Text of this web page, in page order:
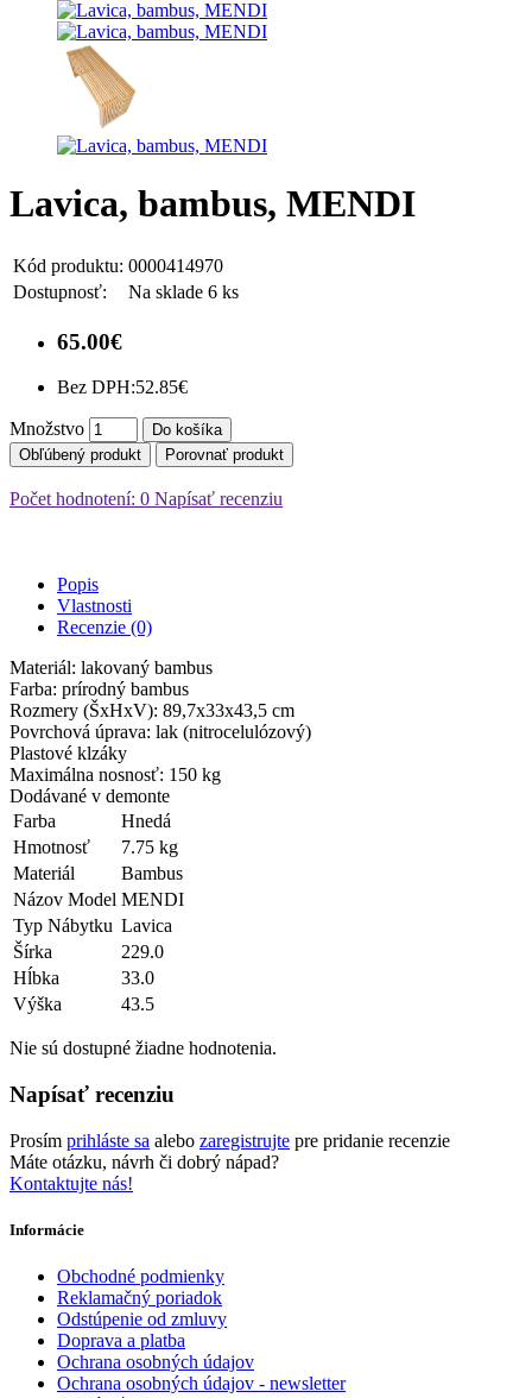
Lavica, bambus, MENDI
Kód produktu: 0000414970
Dostupnosť:
Na sklade 6 ks
65.00€
Bez DPH:52.85€
Množstvo
Do košíka
Obľúbený produkt
Porovnať produkt
Počet hodnotení: 0 Napísať recenziu
Popis
Vlastnosti
Recenzie (0)
Materiál: lakovaný bambus
Farba: prírodný bambus
Rozmery (ŠxHxV): 89,7x33x43,5 cm
Povrchová úprava: lak (nitrocelulózový)
Plastové klzáky
Maximálna nosnosť: 150 kg
Dodávané v demonte
Farba
Hnedá
Hmotnosť
7.75 kg
Materiál
Bambus
Názov Model MENDI
Typ Nábytku Lavica
Šírka
229.0
Hĺbka
33.0
Výška
43.5
Nie sú dostupné žiadne hodnotenia.
Napísať recenziu
Prosím prihláste sa alebo zaregistrujte pre pridanie recenzie
Máte otázku, návrh či dobrý nápad?
Kontaktujte nás!
Informácie
Obchodné podmienky
Reklamačný poriadok
Odstúpenie od zmluvy
Doprava a platba
Ochrana osobných údajov
Ochrana osobných údajov - newsletter